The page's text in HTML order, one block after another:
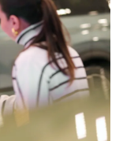
ett billån